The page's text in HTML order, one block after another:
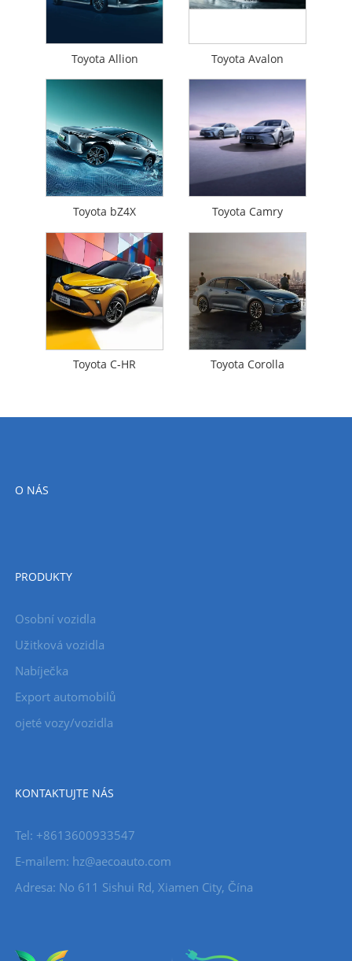
Toyota Allion Toyota Avalon
Toyota bZ4X Toyota Camry
Toyota C-HR Toyota Corolla
O NÁS
PRODUKTY
Osobní vozidla
Užitková vozidla
Nabíječka
Export automobilů
ojeté vozy/vozidla
KONTAKTUJTE NÁS
Tel: +8613600933547
E-mailem: hz@aecoauto.com
Adresa: No 611 Sishui Rd, Xiamen City, Čína